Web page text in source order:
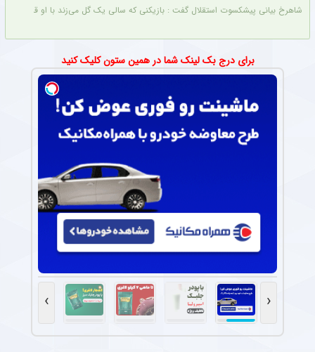
شاهرخ بیانی پیشکسوت استقلال گفت : بازیکنی که سالی یک گل می‌زند با او قرارداد ۲۰۰ میلیاردی می‌بندند و این بازیکن «ناز» هم می‌کند که اگر فلان قدر ندهید قهر می‌کنم.
برای درج بک لینک شما در همین ستون کلیک کنید
‹
›